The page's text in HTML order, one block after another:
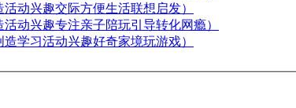
动兴趣交际方便生活联想启发）
动兴趣专注亲子陪玩引导转化网瘾）
学习活动兴趣好奇家境玩游戏）